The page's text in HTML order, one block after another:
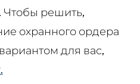
Чтобы решить,
охранного ордера
для вас,